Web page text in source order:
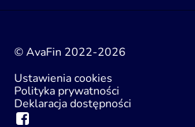
© AvaFin 2022-2026
Ustawienia cookies
Polityka prywatności
Deklaracja dostępności